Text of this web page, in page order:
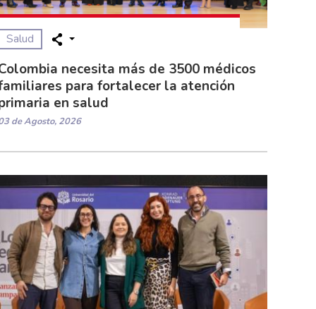
Salud
necesita más de 3500 médicos
para fortalecer la atención
en salud
de Agosto, 2026